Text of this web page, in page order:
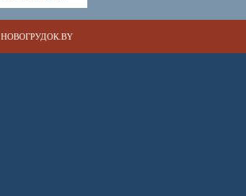
НОВОГРУДОК.BY